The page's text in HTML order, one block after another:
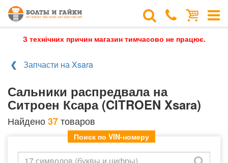
З технічних причин магазин тимчасово не працює.
Запчасти на Xsara
Сальники распредвала на
Ситроен Ксара (CITROEN Xsara)
Найдено37товаров
Поиск по VIN-номеру